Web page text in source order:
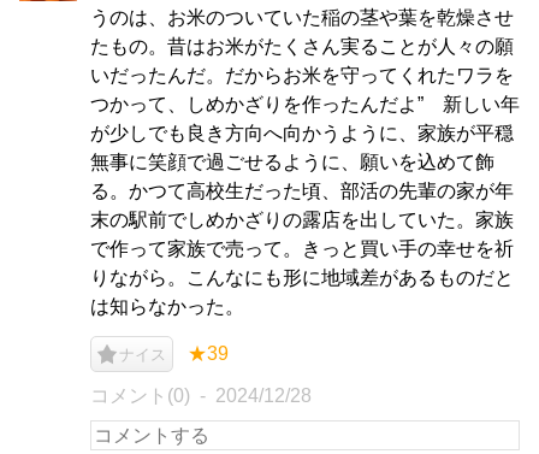
うのは、お米のついていた稲の茎や葉を乾燥させ
たもの。昔はお米がたくさん実ることが人々の願
いだったんだ。だからお米を守ってくれたワラを
つかって、しめかざりを作ったんだよ” 新しい年
が少しでも良き方向へ向かうように、家族が平穏
無事に笑顔で過ごせるように、願いを込めて飾
る。かつて高校生だった頃、部活の先輩の家が年
末の駅前でしめかざりの露店を出していた。家族
で作って家族で売って。きっと買い手の幸せを祈
りながら。こんなにも形に地域差があるものだと
は知らなかった。
ナイス ★39
コメント(0) 2024/12/28